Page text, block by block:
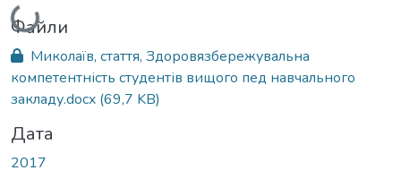
Файли
Миколаїв, стаття, Здоровязбережувальна
компетентність студентів вищого пед навчального
закладу.docx (69,7 KB)
Дата
2017